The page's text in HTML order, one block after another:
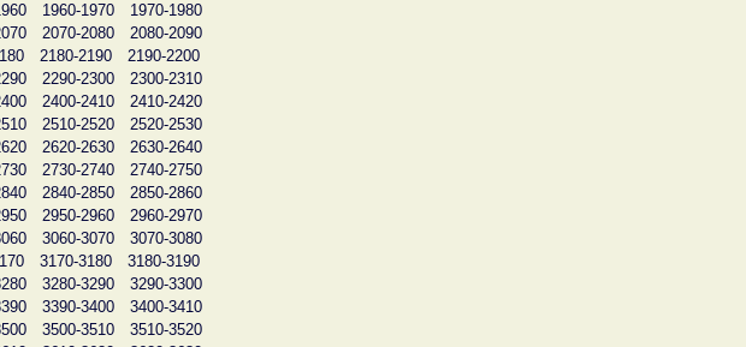
1960-1970
1970-1980
2070-2080
2080-2090
2180-2190
2190-2200
2290-2300
2300-2310
2400-2410
2410-2420
2510-2520
2520-2530
2620-2630
2630-2640
2730-2740
2740-2750
2840-2850
2850-2860
2950-2960
2960-2970
3060-3070
3070-3080
3170-3180
3180-3190
3280-3290
3290-3300
3390-3400
3400-3410
3500-3510
3510-3520